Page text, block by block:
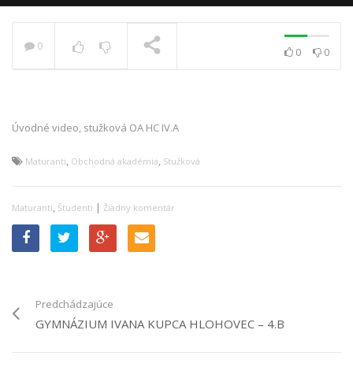
0 0 0
Úvodné video, stužková OA HC IV.A
Maturanti, Obchodná akadémia, Stužková
Maturanti, Študenti | Žiadny komentár
Predchádzajúce
GYMNÁZIUM IVANA KUPCA HLOHOVEC – 4.B